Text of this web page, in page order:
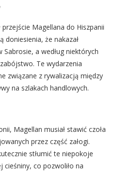
Magellana do Hiszpanii
doniesienia, że nakazał
a według niektórych
Te wydarzenia
związane z rywalizacją między
na szlakach handlowych.
Magellan musiał stawić czoła
przez część załogi.
stłumić te niepokoje
co pozwoliło na